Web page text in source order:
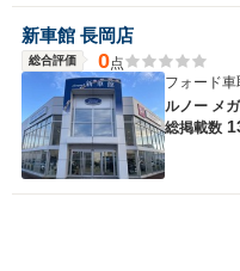
新車館 長岡店
総合評価 0点
フォード車
ルノー メ
総掲載数